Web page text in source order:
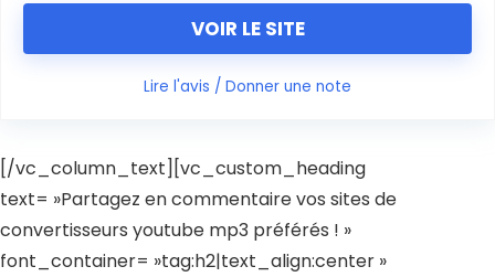
VOIR LE SITE
Lire l'avis / Donner une note
[/vc_column_text][vc_custom_heading
text= »Partagez en commentaire vos sites de
convertisseurs youtube mp3 préférés ! »
font_container= »tag:h2|text_align:center »